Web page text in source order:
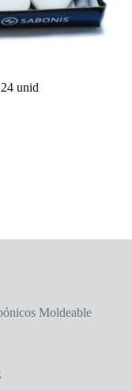
unid
Moldeable